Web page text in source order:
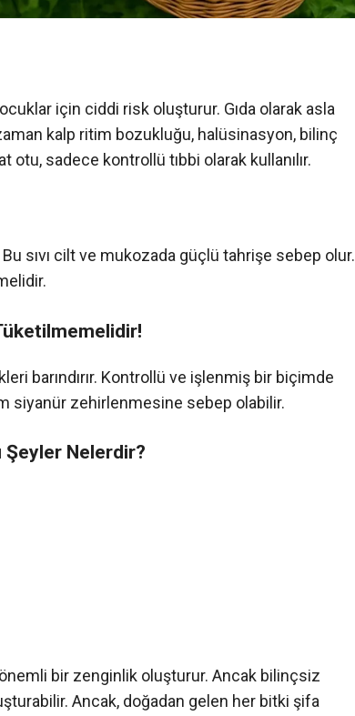
için ciddi risk oluşturur. Gıda olarak asla
kalp ritim bozukluğu, halüsinasyon, bilinç
otu, sadece kontrollü tıbbi olarak kullanılır.
sıvı cilt ve mukozada güçlü tahrişe sebep olur.
barındırır. Kontrollü ve işlenmiş bir biçimde
siyanür zehirlenmesine sebep olabilir.
Şeyler Nelerdir?
bir zenginlik oluşturur. Ancak bilinçsiz
Ancak, doğadan gelen her bitki şifa